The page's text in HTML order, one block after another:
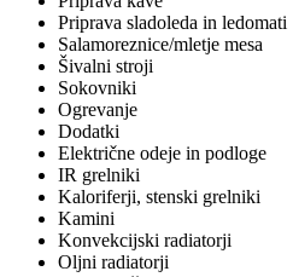
Priprava sladoleda in ledomati
Salamoreznice/mletje mesa
Šivalni stroji
Sokovniki
Ogrevanje
Dodatki
Električne odeje in podloge
IR grelniki
Kaloriferji, stenski grelniki
Kamini
Konvekcijski radiatorji
Oljni radiatorji